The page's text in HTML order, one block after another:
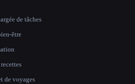
de tâches
être
de voyages